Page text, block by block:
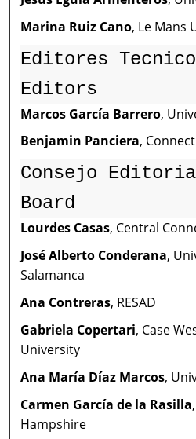
Marina Ruiz Cano, Le Mans
Editores
Editors
Marcos García Barrero,
Benjamin Panciera,
Consejo
Board
Lourdes Casas, Central
José Alberto Conderana,
Salamanca
Ana Contreras, RESAD
Gabriela Copertari, Case
University
Ana María Díaz Marcos,
Carmen García de la Rasilla
Hampshire